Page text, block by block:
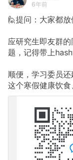
6年前
🙋提问：大家都
应研究生即友群
题，记得带上
顺便，学习委员
这个寒假健康饮